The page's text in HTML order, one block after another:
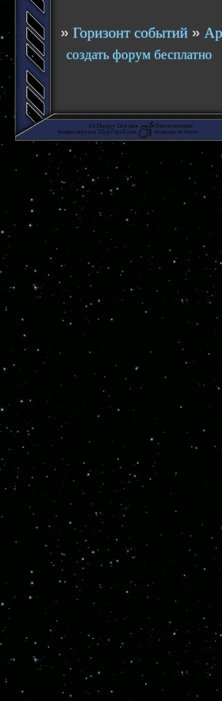
»Горизонт событий »
создать форум бесплатно